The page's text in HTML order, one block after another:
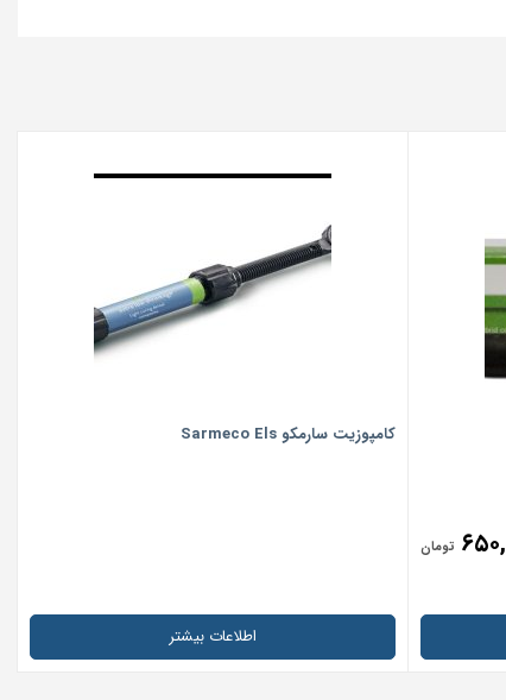
تومان
کامپوزیت سارمکو Sarmeco Els
اطلاعات بیشتر